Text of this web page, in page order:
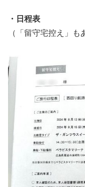
・日程表
（「留守宅控え」も